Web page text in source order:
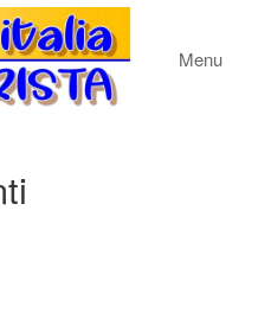
Menu